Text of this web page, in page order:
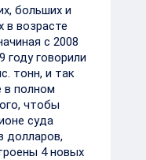
больших и
в возрасте
с 2008
году говорили
тонн, и так
в полном
чтобы
суда
долларов,
4 новых